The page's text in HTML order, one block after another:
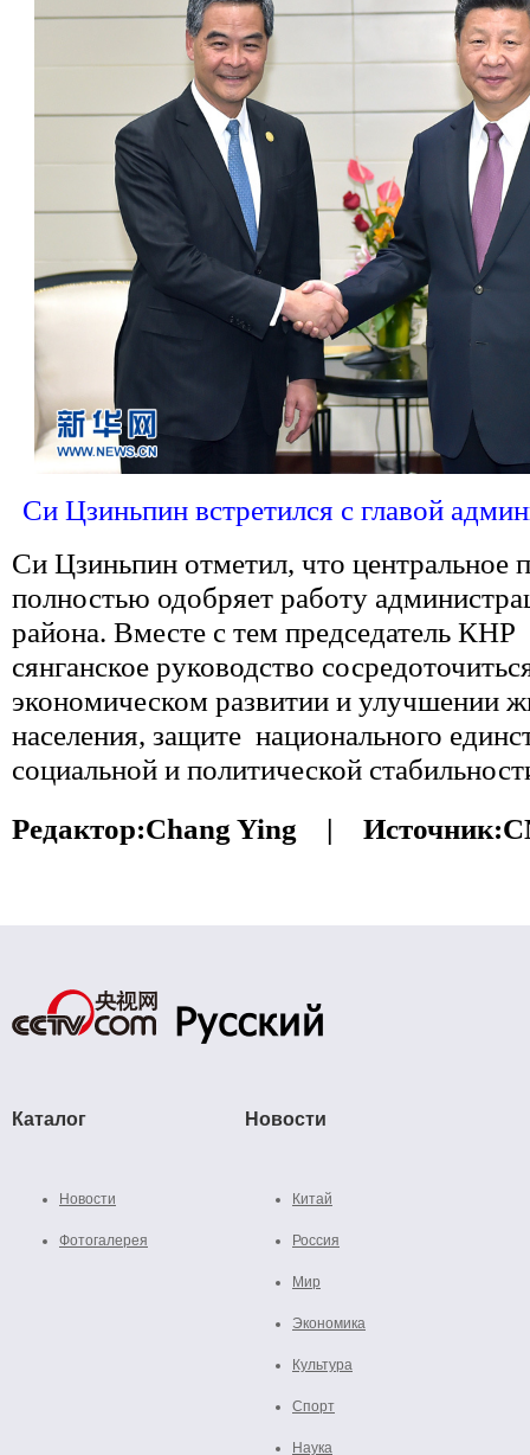
Си Цзиньпин встретился с главой
Си Цзиньпин отметил, что центральное
полностью одобряет работу
района. Вместе с тем председатель КНР
сянганское руководство
экономическом развитии и улучшении
населения, защите национального
социальной и политической
Редактор:Chang Ying | Источник:
Каталог
Новости
Фотогалерея
Новости
Китай
Россия
Мир
Экономика
Культура
Спорт
Наука